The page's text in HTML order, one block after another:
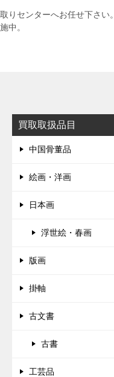
りセンターへお任せ下さい
中。
買取取扱品目
中国骨董品
絵画・洋画
日本画
浮世絵・春画
版画
掛軸
古文書
古書
工芸品